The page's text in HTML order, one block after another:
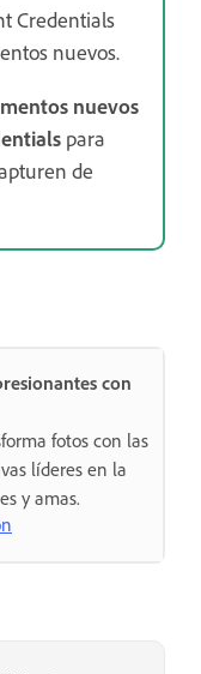
Credentials
nuevos.
nuevos
para
de
con
fotos con las
líderes en la
y amas.